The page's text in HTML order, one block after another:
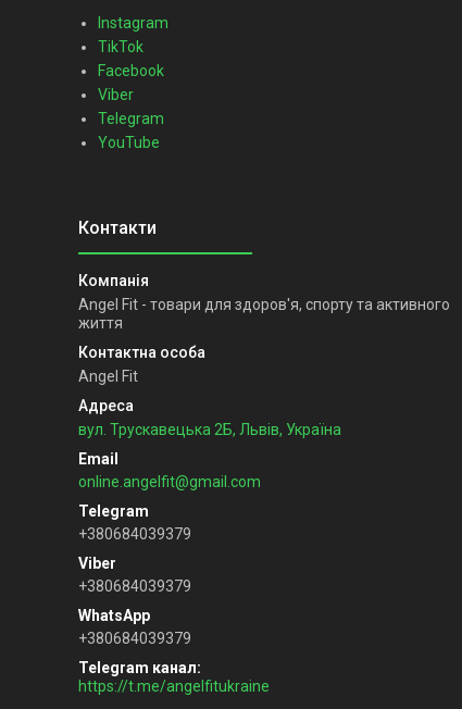
Instagram
TikTok
Facebook
Viber
Telegram
YouTube
Angel Fit - товари для здоров'я, спорту та активного
життя
Angel Fit
вул. Трускавецька 2Б, Львів, Україна
online.angelfit@gmail.com
+380684039379
+380684039379
+380684039379
Telegram канал
https://t.me/angelfitukraine